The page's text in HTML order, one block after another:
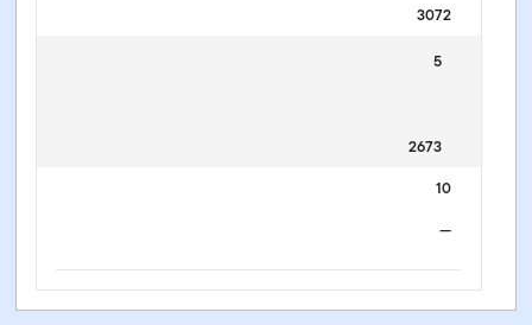
3072
5
2673
10
—
Templeton Emerging Markets Fund - A (acc) EUR -
LU2191006043